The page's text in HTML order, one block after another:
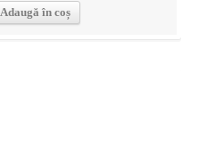
Adaugă în coș